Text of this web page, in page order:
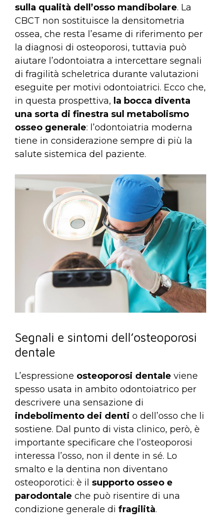
sulla qualità dell’osso mandibolare. La
CBCT non sostituisce la densitometria
ossea, che resta l’esame di riferimento per
la diagnosi di osteoporosi, tuttavia può
aiutare l’odontoiatra a intercettare segnali
di fragilità scheletrica durante valutazioni
eseguite per motivi odontoiatrici. Ecco che,
in questa prospettiva, la bocca diventa
una sorta di finestra sul metabolismo
osseo generale: l’odontoiatria moderna
tiene in considerazione sempre di più la
salute sistemica del paziente.
Segnali e sintomi dell’osteoporosi
dentale
L’espressione osteoporosi dentale viene
spesso usata in ambito odontoiatrico per
descrivere una sensazione di
indebolimento dei denti o dell’osso che li
sostiene. Dal punto di vista clinico, però, è
importante specificare che l’osteoporosi
interessa l’osso, non il dente in sé. Lo
smalto e la dentina non diventano
osteoporotici: è il supporto osseo e
parodontale che può risentire di una
condizione generale di fragilità.